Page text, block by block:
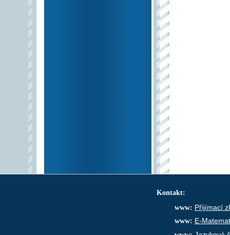
Kontakt:
www: Přijímací
www: E-